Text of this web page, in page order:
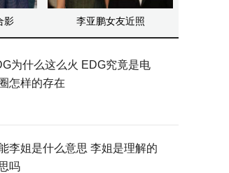
影 李亚鹏女友近照
为什么这么火 EDG究竟是电
怎样的存在
李姐是什么意思 李姐是理解的
吗